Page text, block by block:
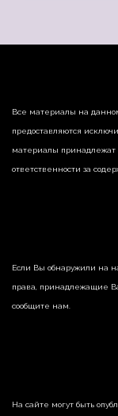
Все материалы на
предоставляются
материалы принадлежат
ответственности за
Если Вы обнаружили на
права, принадлежащие
сообщите нам.
На сайте могут быть